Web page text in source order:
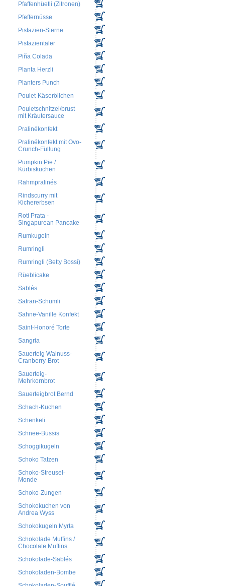
Pfaffenhüetli (Zitronen)
Pfeffernüsse
Pistazien-Sterne
Pistazientaler
Piña Colada
Planta Herzli
Planters Punch
Poulet-Käseröllchen
Pouletschnitzel/brust
mit Kräutersauce
Pralinékonfekt
Pralinékonfekt mit Ovo-
Crunch-Füllung
Pumpkin Pie /
Kürbiskuchen
Rahmpralinés
Rindscurry mit
Kichererbsen
Roti Prata -
Singapurean Pancake
Rumkugeln
Rumringli
Rumringli (Betty Bossi)
Rüeblicake
Sablés
Safran-Schümli
Sahne-Vanille Konfekt
Saint-Honoré Torte
Sangria
Sauerteig Walnuss-
Cranberry-Brot
Sauerteig-
Mehrkornbrot
Sauerteigbrot Bernd
Schach-Kuchen
Schenkeli
Schnee-Bussis
Schoggikugeln
Schoko Tatzen
Schoko-Streusel-
Monde
Schoko-Zungen
Schokokuchen von
Andrea Wyss
Schokokugeln Myrta
Schokolade Muffins /
Chocolate Muffins
Schokolade-Sablés
Schokoladen-Bombe